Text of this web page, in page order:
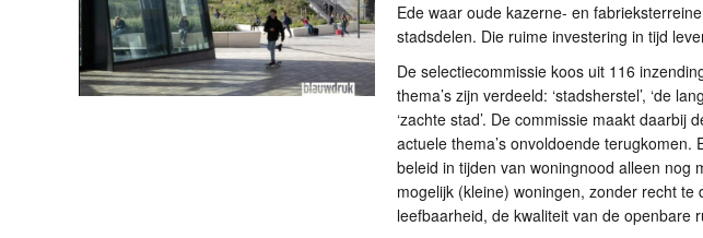
Ede waar oude kazerne- en
stadsdelen. Die ruime investering in tijd
De selectiecommissie koos uit 116
thema’s zijn verdeeld: ‘stadsherstel’, ‘de
‘zachte stad’. De commissie maakt daarbij
actuele thema’s onvoldoende
beleid in tijden van woningnood alleen nog
mogelijk (kleine) woningen, zonder recht
leefbaarheid, de kwaliteit van de openbare